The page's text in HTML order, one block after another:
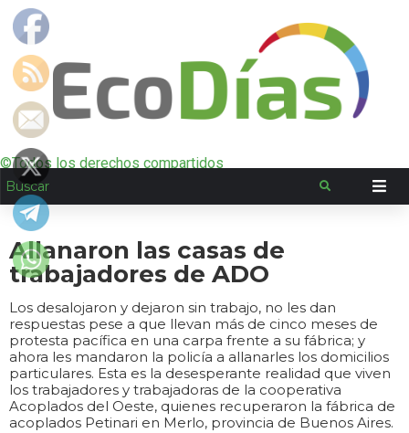
©Todos los derechos compartidos
Allanaron las casas de
trabajadores de ADO
Los desalojaron y dejaron sin trabajo, no les dan
respuestas pese a que llevan más de cinco meses de
protesta pacífica en una carpa frente a su fábrica; y
ahora les mandaron la policía a allanarles los domicilios
particulares. Esta es la desesperante realidad que viven
los trabajadores y trabajadoras de la cooperativa
Acoplados del Oeste, quienes recuperaron la fábrica de
acoplados Petinari en Merlo, provincia de Buenos Aires.